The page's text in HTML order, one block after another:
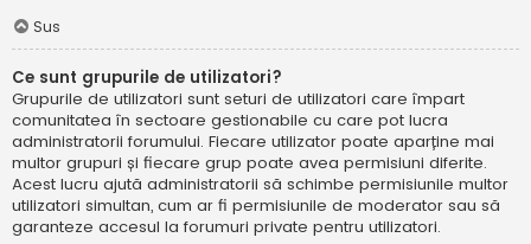
Sus
Ce sunt grupurile de utilizatori?
Grupurile de utilizatori sunt seturi de utilizatori care împart
comunitatea în sectoare gestionabile cu care pot lucra
administratorii forumului. Fiecare utilizator poate aparține mai
multor grupuri și fiecare grup poate avea permisiuni diferite.
Acest lucru ajută administratorii să schimbe permisiunile multor
utilizatori simultan, cum ar fi permisiunile de moderator sau să
garanteze accesul la forumuri private pentru utilizatori.